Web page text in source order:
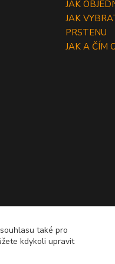
JAK
JAK
PRSTENU
JAK A ČÍM
také pro
kdykoli upravit